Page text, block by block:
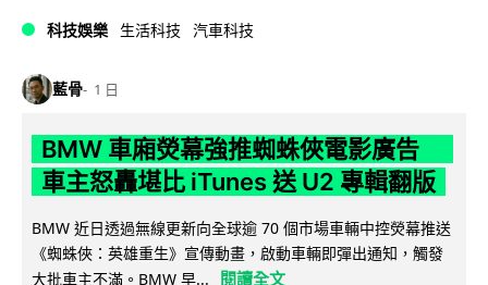
科技娛樂 生活科技 汽車科技
藍骨 1 日
BMW 車廂熒幕強推蜘蛛俠電影廣告
車主怒轟堪比 iTunes 送 U2 專輯翻版
BMW 近日透過無線更新向全球逾 70 個市場車輛中控熒幕推送
《蜘蛛俠：英雄重生》宣傳動畫，啟動車輛即彈出通知，觸發
大批車主不滿。BMW 早...
閱讀全文